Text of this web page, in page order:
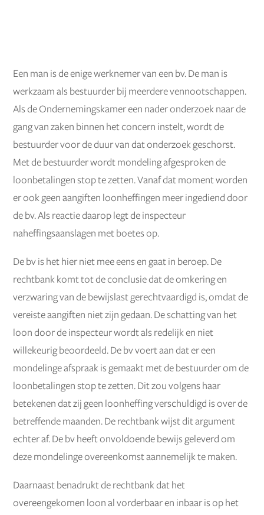
Een man is de enige werknemer van een bv. De man is
werkzaam als bestuurder bij meerdere vennootschappen.
Als de Ondernemingskamer een nader onderzoek naar de
gang van zaken binnen het concern instelt, wordt de
bestuurder voor de duur van dat onderzoek geschorst.
Met de bestuurder wordt mondeling afgesproken de
loonbetalingen stop te zetten. Vanaf dat moment worden
er ook geen aangiften loonheffingen meer ingediend door
de bv. Als reactie daarop legt de inspecteur
naheffingsaanslagen met boetes op.
De bv is het hier niet mee eens en gaat in beroep. De
rechtbank komt tot de conclusie dat de omkering en
verzwaring van de bewijslast gerechtvaardigd is, omdat de
vereiste aangiften niet zijn gedaan. De schatting van het
loon door de inspecteur wordt als redelijk en niet
willekeurig beoordeeld. De bv voert aan dat er een
mondelinge afspraak is gemaakt met de bestuurder om de
loonbetalingen stop te zetten. Dit zou volgens haar
betekenen dat zij geen loonheffing verschuldigd is over de
betreffende maanden. De rechtbank wijst dit argument
echter af. De bv heeft onvoldoende bewijs geleverd om
deze mondelinge overeenkomst aannemelijk te maken.
Daarnaast benadrukt de rechtbank dat het
overeengekomen loon al vorderbaar en inbaar is op het